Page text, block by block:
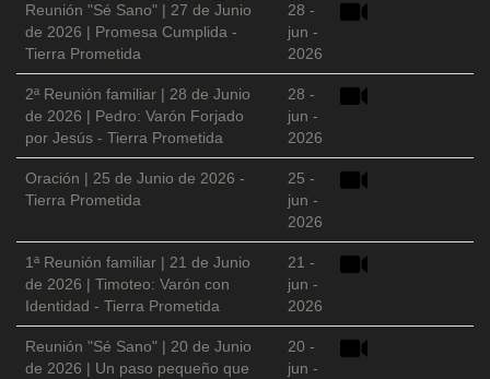
Reunión "Sé Sano" | 27 de Junio
de 2026 | Promesa Cumplida -
Tierra Prometida
28 -
jun -
2026
2ª Reunión familiar | 28 de Junio
de 2026 | Pedro: Varón Forjado
por Jesús - Tierra Prometida
28 -
jun -
2026
Oración | 25 de Junio de 2026 -
Tierra Prometida
25 -
jun -
2026
1ª Reunión familiar | 21 de Junio
de 2026 | Timoteo: Varón con
Identidad - Tierra Prometida
21 -
jun -
2026
Reunión "Sé Sano" | 20 de Junio
de 2026 | Un paso pequeño que
20 -
jun -